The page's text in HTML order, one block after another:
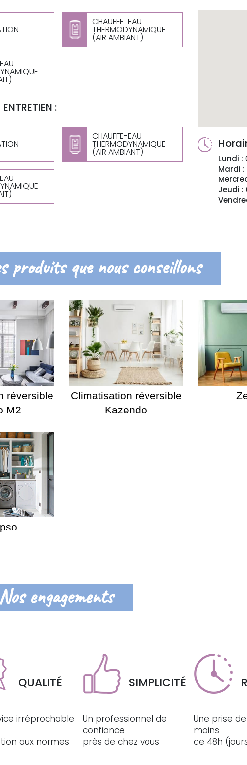
CHAUFFE-EAU
THERMODYNAMIQUE
(AIR AMBIANT)
:
CHAUFFE-EAU
THERMODYNAMIQUE
(AIR AMBIANT)
Lundi :
Mardi :
Jeudi :
produits que nous conseillons
réversible
M2
Climatisation réversible
Kazendo
Nos engagements
QUALITÉ
irréprochable
aux normes
SIMPLICITÉ
Un professionnel de
confiance
près de chez vous
Une prise
moins
de 48h